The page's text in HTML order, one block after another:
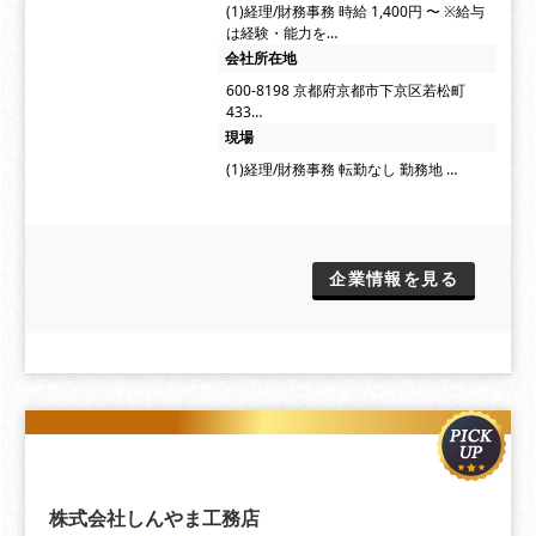
(1)経理/財務事務 時給 1,400円 〜 ※給与
は経験・能力を…
会社所在地
600-8198 京都府京都市下京区若松町
433…
現場
(1)経理/財務事務 転勤なし 勤務地 …
企業情報を見る
株式会社しんやま工務店